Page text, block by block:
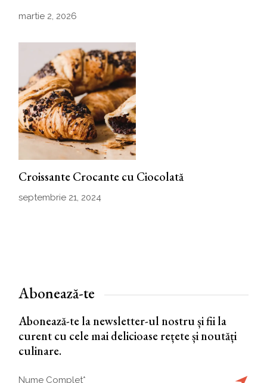
martie 2, 2026
Croissante Crocante cu Ciocolată
septembrie 21, 2024
Abonează-te
Abonează-te la newsletter-ul nostru și fii la
curent cu cele mai delicioase rețete și noutăți
culinare.